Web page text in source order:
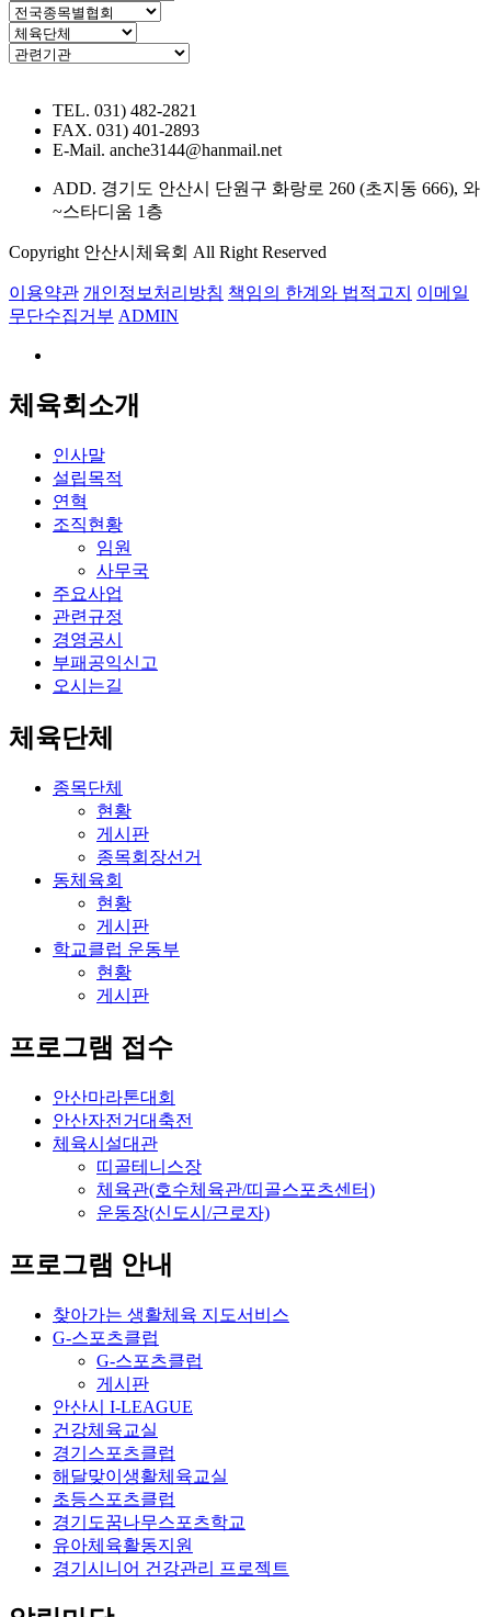
TEL. 031) 482-2821
FAX. 031) 401-2893
E-Mail. anche3144@hanmail.net
ADD. 경기도 안산시 단원구 화랑로 260 (초지동 666), 와
~스타디움 1층
Copyright 안산시체육회 All Right Reserved
이용약관 개인정보처리방침 책임의 한계와 법적고지
이메일
무단수집거부 ADMIN
체육회소개
인사말
설립목적
연혁
조직현황
임원
사무국
주요사업
관련규정
경영공시
부패공익신고
오시는길
체육단체
종목단체
현황
게시판
종목회장선거
동체육회
현황
게시판
학교클럽 운동부
현황
게시판
프로그램 접수
안산마라톤대회
안산자전거대축전
체육시설대관
띠골테니스장
체육관(호수체육관/띠골스포츠센터)
운동장(신도시/근로자)
프로그램 안내
찾아가는 생활체육 지도서비스
G-스포츠클럽
G-스포츠클럽
게시판
안산시 I-LEAGUE
건강체육교실
경기스포츠클럽
해달맞이생활체육교실
초등스포츠클럽
경기도꿈나무스포츠학교
유아체육활동지원
경기시니어 건강관리 프로젝트